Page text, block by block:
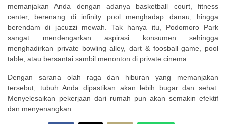
memanjakan Anda dengan adanya basketball court, fitness
center, berenang di infinity pool menghadap danau, hingga
berendam di jacuzzi mewah. Tak hanya itu, Podomoro Park
sangat mendengarkan aspirasi konsumen sehingga
menghadirkan private bowling alley, dart & foosball game, pool
table, atau bersantai sambil menonton di private cinema.
Dengan sarana olah raga dan hiburan yang memanjakan
tersebut, tubuh Anda dipastikan akan lebih bugar dan sehat.
Menyelesaikan pekerjaan dari rumah pun akan semakin efektif
dan menyenangkan.